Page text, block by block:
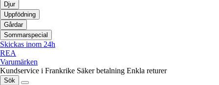
Djur
Uppfödning
Gårdar
Sommarspecial
Skickas inom 24h
REA
Varumärken
Kundservice i Frankrike Säker betalning Enkla returer
Sök